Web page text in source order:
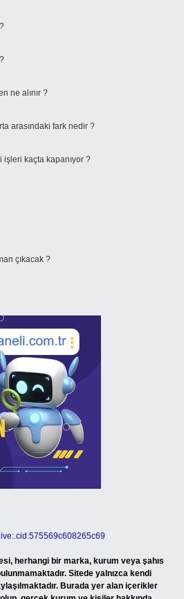
ne alınır ?
arasındaki fark nedir ?
kaçta kapanıyor ?
çıkacak ?
herhangi bir marka, kurum veya şahıs
Sitede yalnızca kendi
Burada yer alan içerikler